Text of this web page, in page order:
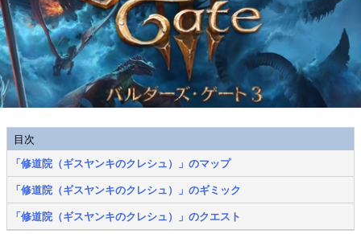
目次
「修道院（ギスヤンキのクレシュ）」のマップ
「修道院（ギスヤンキのクレシュ）」のギミック
「修道院（ギスヤンキのクレシュ）」のクエスト